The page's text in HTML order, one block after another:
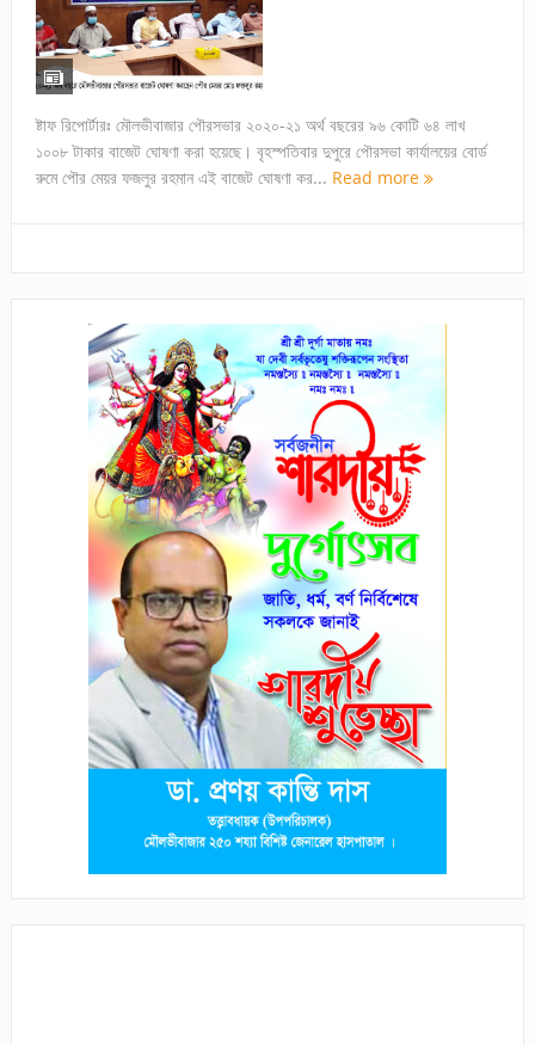
ষ্টাফ রিপোর্টারঃ মৌলভীবাজার পৌরসভার ২০২০-২১ অর্থ বছরের ৯৬ কোটি ৬৪ লাখ
১০০৮ টাকার বাজেট ঘোষণা করা হয়েছে। বৃহস্পতিবার দুপুরে পৌরসভা কার্যালয়ের বোর্ড
রুমে পৌর মেয়র ফজলুর রহমান এই বাজেট ঘোষণা কর... Read more